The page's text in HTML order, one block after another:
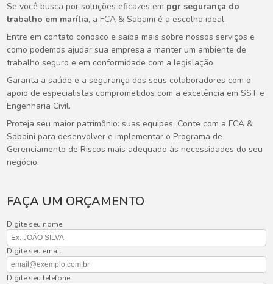
Se você busca por soluções eficazes em pgr segurança do
trabalho em marília, a FCA & Sabaini é a escolha ideal.
Entre em contato conosco e saiba mais sobre nossos serviços e
como podemos ajudar sua empresa a manter um ambiente de
trabalho seguro e em conformidade com a legislação.
Garanta a saúde e a segurança dos seus colaboradores com o
apoio de especialistas comprometidos com a excelência em SST e
Engenharia Civil.
Proteja seu maior patrimônio: suas equipes. Conte com a FCA &
Sabaini para desenvolver e implementar o Programa de
Gerenciamento de Riscos mais adequado às necessidades do seu
negócio.
FAÇA UM ORÇAMENTO
Digite seu nome
Digite seu email
Digite seu telefone